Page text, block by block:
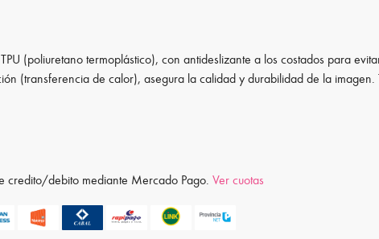
(poliuretano termoplástico), con antideslizante a los costados para
(transferencia de calor), asegura la calidad y durabilidad de la imagen.
credito/debito mediante Mercado Pago.Ver cuotas